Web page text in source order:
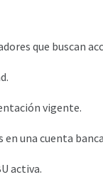
que buscan
vigente.
en una cuenta
activa.